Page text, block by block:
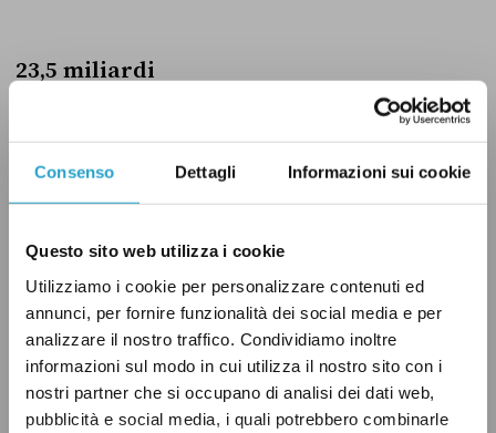
Consenso Dettagli Informazioni sui cookie
Questo sito web utilizza i cookie
Utilizziamo i cookie per personalizzare contenuti ed
annunci, per fornire funzionalità dei social media e per
analizzare il nostro traffico. Condividiamo inoltre
informazioni sul modo in cui utilizza il nostro sito con i
nostri partner che si occupano di analisi dei dati web,
pubblicità e social media, i quali potrebbero combinarle
23,5 miliardi
Sono le risorse del PNRR che saranno gestite
completare le opere anche dopo il 2026),
Ma quindi cosa succede il 30 giugno? C’è
effettivamente una quota consistente di
progetti finanziati dal piano per cui questa
data rappresenta una scadenza perentoria o
quasi. Si tratta di tutte quelle opere per cui la